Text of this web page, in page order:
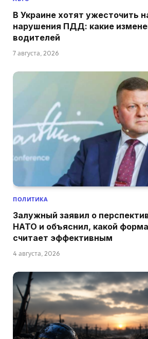
В Украине хотят ужесточить
нарушения ПДД: какие
водителей
7 августа, 2026
ПОЛИТИКА
Залужный заявил о
НАТО и объяснил, какой
считает эффективным
4 августа, 2026